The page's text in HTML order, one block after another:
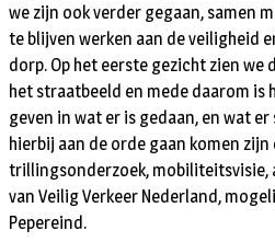
we zijn ook verder gegaan, samen
te blijven werken aan de veiligheid
dorp. Op het eerste gezicht zien
het straatbeeld en mede daarom
geven in wat er is gedaan, en wat
hierbij aan de orde gaan komen
trillingsonderzoek, mobiliteitsvisie,
van Veilig Verkeer Nederland,
Pepereind.